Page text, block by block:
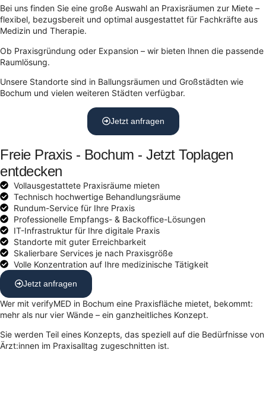
Bei uns finden Sie eine große Auswahl an Praxisräumen zur Miete –
flexibel, bezugsbereit und optimal ausgestattet für Fachkräfte aus
Medizin und Therapie.
Ob Praxisgründung oder Expansion – wir bieten Ihnen die passende
Raumlösung.
Unsere Standorte sind in Ballungsräumen und Großstädten wie
Bochum und vielen weiteren Städten verfügbar.
Jetzt anfragen
Freie Praxis - Bochum - Jetzt Toplagen
entdecken
Vollausgestattete Praxisräume mieten
Technisch hochwertige Behandlungsräume
Rundum-Service für Ihre Praxis
Professionelle Empfangs- & Backoffice-Lösungen
IT-Infrastruktur für Ihre digitale Praxis
Standorte mit guter Erreichbarkeit
Skalierbare Services je nach Praxisgröße
Volle Konzentration auf Ihre medizinische Tätigkeit
Jetzt anfragen
Wer mit verifyMED in Bochum eine Praxisfläche mietet, bekommt:
mehr als nur vier Wände – ein ganzheitliches Konzept.
Sie werden Teil eines Konzepts, das speziell auf die Bedürfnisse von
Ärzt:innen im Praxisalltag zugeschnitten ist.